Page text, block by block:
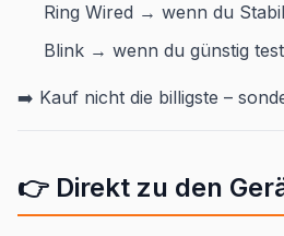
Ring Wired → wenn du
Blink → wenn du günstig
➡️ Kauf nicht die billigste –
👉 Direkt zu den